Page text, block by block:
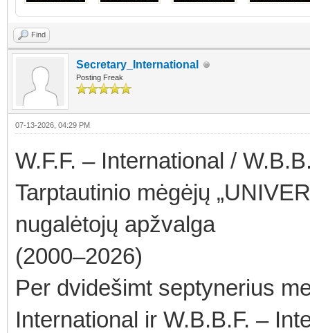
Find
Secretary_International
Posting Freak
07-13-2026, 04:29 PM
W.F.F. – International /
Tarptautinio mėgėjų
nugalėtojų apžvalga
(2000–2026)
Per dvidešimt septynerius
International ir W.B.B.F. –